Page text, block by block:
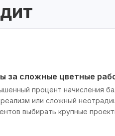
за сложные цветные
процент начисления
или сложный
выбирать крупные